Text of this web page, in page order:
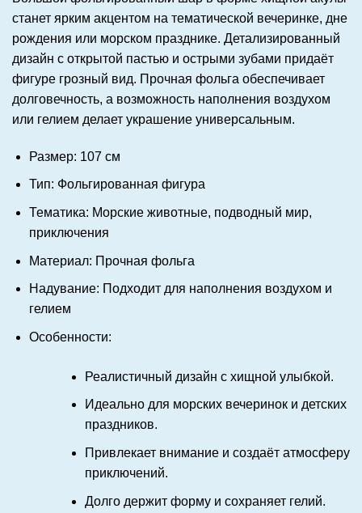
станет ярким акцентом на тематической вечеринке, дне
рождения или морском празднике. Детализированный
дизайн с открытой пастью и острыми зубами придаёт
фигуре грозный вид. Прочная фольга обеспечивает
долговечность, а возможность наполнения воздухом
или гелием делает украшение универсальным.
Размер: 107 см
Тип: Фольгированная фигура
Тематика: Морские животные, подводный мир,
приключения
Материал: Прочная фольга
Надувание: Подходит для наполнения воздухом и
гелием
Особенности:
Реалистичный дизайн с хищной улыбкой.
Идеально для морских вечеринок и детских
праздников.
Привлекает внимание и создаёт атмосферу
приключений.
Долго держит форму и сохраняет гелий.